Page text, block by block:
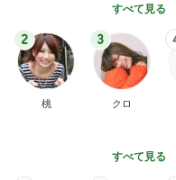
すべて見る
2
桃
3
クロ
すべて見る